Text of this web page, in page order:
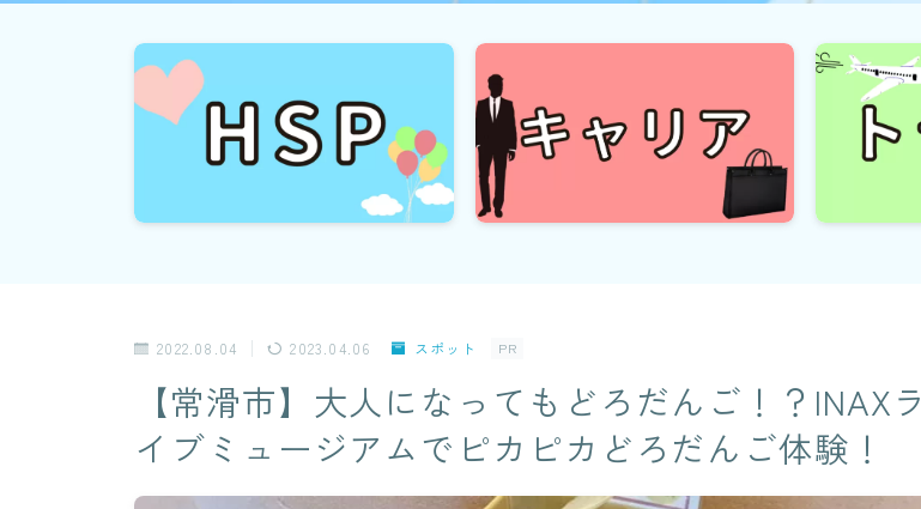
2022.08.04 2023.04.06 スポット PR
【常滑市】大人になってもどろだんご！？INAXラ
イブミュージアムでピカピカどろだんご体験！